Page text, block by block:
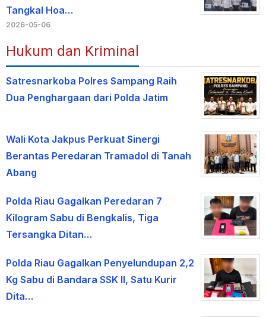
Tangkal Hoa…
2026-05-06
Hukum dan Kriminal
Satresnarkoba Polres Sampang Raih
Dua Penghargaan dari Polda Jatim
Wali Kota Jakpus Perkuat Sinergi
Berantas Peredaran Tramadol di Tanah
Abang
Polda Riau Gagalkan Peredaran 7
Kilogram Sabu di Bengkalis, Tiga
Tersangka Ditan…
Polda Riau Gagalkan Penyelundupan 2,2
Kg Sabu di Bandara SSK II, Satu Kurir
Dita…